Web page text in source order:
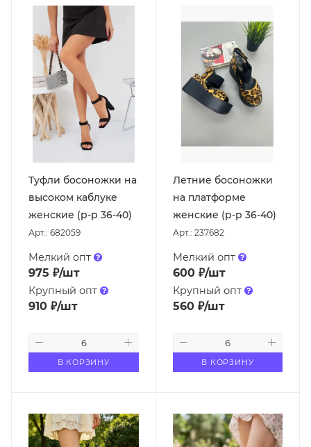
Туфли босоножки на
высоком каблуке
женские (р-р 36-40)
Арт.: 682059
Мелкий опт
975 ₽/шт
Крупный опт
910 ₽/шт
В КОРЗИНУ
Летние босоножки
на платформе
женские (р-р 36-40)
Арт.: 237682
Мелкий опт
600₽/шт
Крупный опт
560₽/шт
В КОРЗИНУ